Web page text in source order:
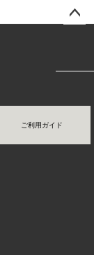
ご利用ガイド